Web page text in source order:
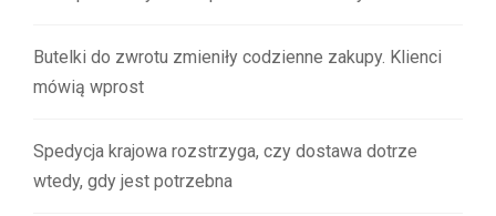
Butelki do zwrotu zmieniły codzienne zakupy. Klienci
mówią wprost
Spedycja krajowa rozstrzyga, czy dostawa dotrze
wtedy, gdy jest potrzebna